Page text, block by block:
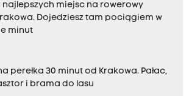
najlepszych miejsc na rowerowy
Dojedziesz tam pociągiem w
minut
perełka 30 minut od Krakowa. Pałac,
i brama do lasu